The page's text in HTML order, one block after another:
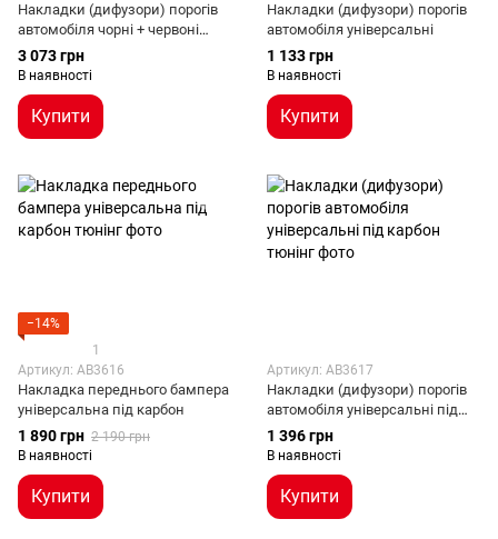
Накладки (дифузори) порогів
автомобіля чорні + червоні
вставки
3 073 грн
В наявності
Купити
Накладки (дифузори) порогів
автомобіля універсальні
1 133 грн
В наявності
Купити
−14%
1
Артикул: AB3616
Накладка переднього бампера
універсальна під карбон
1 890 грн 2 190 грн
В наявності
Купити
Артикул: AB3617
Накладки (дифузори) порогів
автомобіля універсальні під
карбон
1 396 грн
В наявності
Купити